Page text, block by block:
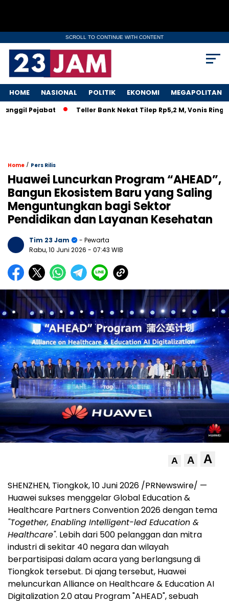
SCROLL TO CONTINUE WITH CONTENT
HOME NASIONAL POLITIK EKONOMI MEGAPOLITAN
Pejabat Teller Bank Nekat Tilep Rp5,2 M, Vonis Ringan
Home / Pers Rilis
Huawei Luncurkan Program “AHEAD”,
Bangun Ekosistem Baru yang Saling
Menguntungkan bagi Sektor
Pendidikan dan Layanan Kesehatan
Tim 23 Jam
- Pewarta
Rabu, 10 Juni 2026 - 07:43 WIB
A A A
SHENZHEN, Tiongkok, 10 Juni 2026 /PRNewswire/ —
Huawei sukses menggelar Global Education &
Healthcare Partners Convention 2026 dengan tema
"Together, Enabling Intelligent-led Education &
Healthcare". Lebih dari 500 pelanggan dan mitra
industri di sekitar 40 negara dan wilayah
berpartisipasi dalam acara yang berlangsung di
Tiongkok tersebut. Di ajang tersebut, Huawei
meluncurkan Alliance on Healthcare & Education AI
Digitalization 2.0 atau Program "AHEAD", sebuah